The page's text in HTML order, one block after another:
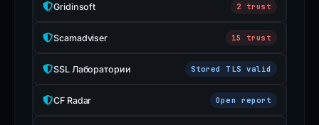
Gridinsoft 2 trust
Scamadviser 15 trust
SSL Лаборатории Stored TLS valid
CF Radar Open report